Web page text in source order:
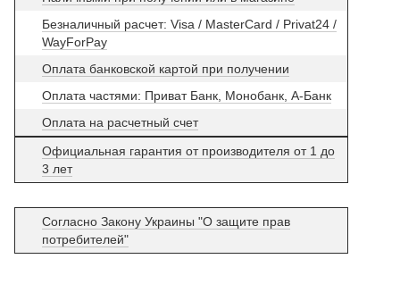
Безналичный расчет: Visa / MasterCard / Privat24 /
WayForPay
Оплата банковской картой при получении
Оплата частями: Приват Банк, Монобанк, А-Банк
Оплата на расчетный счет
Официальная гарантия от производителя от 1 до
3 лет
Согласно Закону Украины "О защите прав
потребителей"